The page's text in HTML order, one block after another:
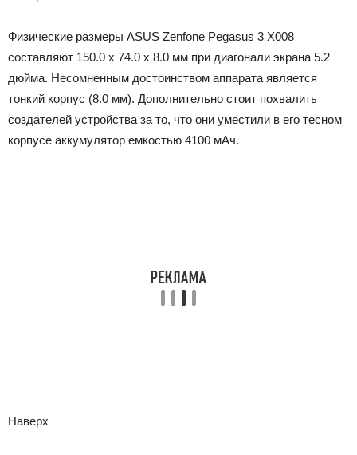
Физические размеры ASUS Zenfone Pegasus 3 X008
составляют 150.0 x 74.0 x 8.0 мм при диагонали экрана 5.2
дюйма. Несомненным достоинством аппарата является
тонкий корпус (8.0 мм). Дополнительно стоит похвалить
создателей устройства за то, что они уместили в его тесном
корпусе аккумулятор емкостью 4100 мАч.
Наверх